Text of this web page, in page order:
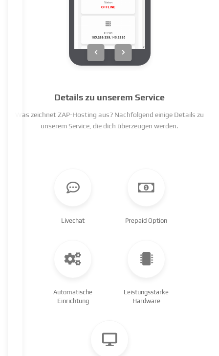
Details zu unserem Service
Was zeichnet ZAP-Hosting aus? Nachfolgend einige Details zu
unserem Service, die dich überzeugen werden.
Livechat Prepaid Option
Automatische
Einrichtung
Leistungsstarke
Hardware